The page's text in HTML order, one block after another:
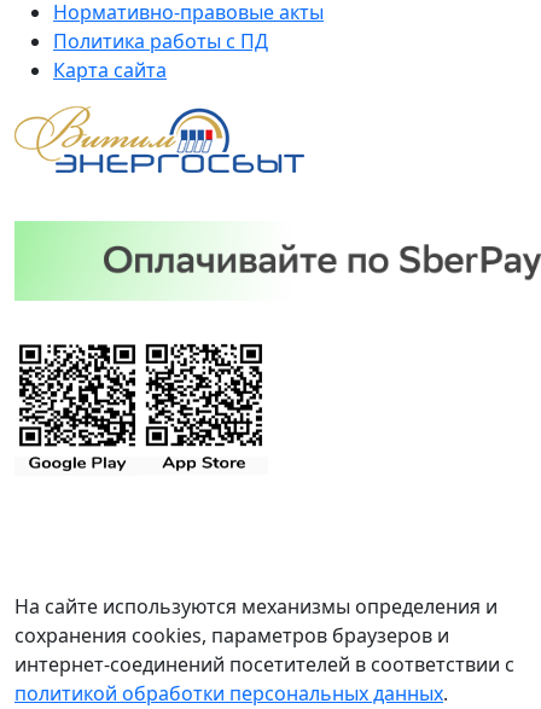
Нормативно-правовые акты
Политика работы с ПД
Карта сайта
На сайте используются механизмы определения и
сохранения cookies, параметров браузеров и
интернет-соединений посетителей в соответствии с
политикой обработки персональных данных.